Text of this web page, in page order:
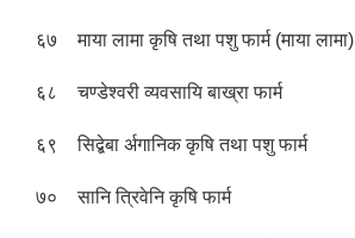
६७ माया लामा कृषि तथा पशु फार्म (माया लामा)
६८ चण्डेश्वरी व्यवसायि बाख्रा फार्म
६९ सिद्बेबा र्अगानिक कृषि तथा पशु फार्म
७० सानि त्रिवेनि कृषि फार्म